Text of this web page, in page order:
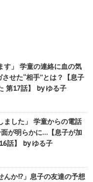
す」 学童の連絡に血の気
せた“相手”とは？【息子
第17話】 by ゆる子
ました」 学童からの電話
が明らかに…【息子が加
話】 by ゆる子
んか!?」息子の友達の予想